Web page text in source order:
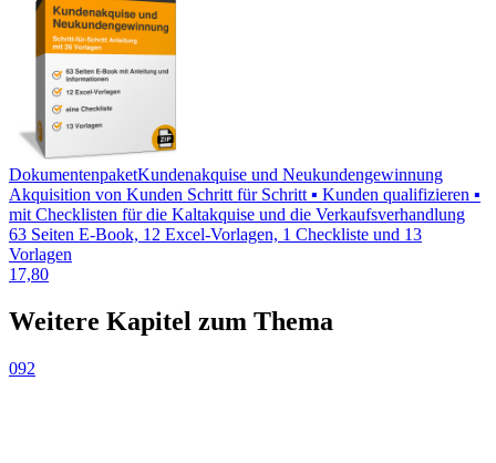
DokumentenpaketKundenakquise und Neukundengewinnung
Akquisition von Kunden Schritt für Schritt ▪ Kunden qualifizieren ▪
mit Checklisten für die Kaltakquise und die Verkaufsverhandlung
63 Seiten E-Book, 12 Excel-Vorlagen, 1 Checkliste und 13
Vorlagen
17,80
Weitere Kapitel zum Thema
092